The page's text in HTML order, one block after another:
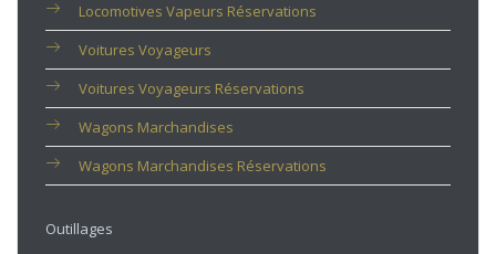
Locomotives Vapeurs Réservations
Voitures Voyageurs
Voitures Voyageurs Réservations
Wagons Marchandises
Wagons Marchandises Réservations
Outillages